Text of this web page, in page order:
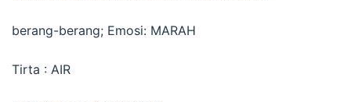
berang-berang; Emosi: MARAH
Tirta : AIR